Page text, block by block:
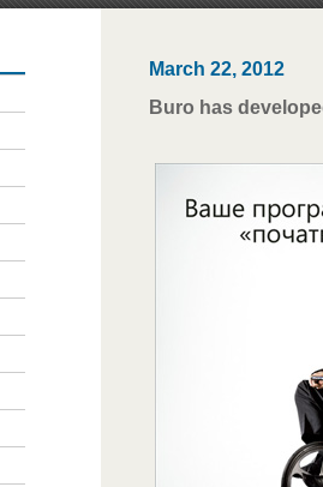
March 22, 2012
Buro has